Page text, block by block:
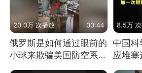
20.0万 次播放 00:44
俄罗斯是如何通过眼前的
小球来欺骗美国防空系统
8.5万
中国科
应堆塞